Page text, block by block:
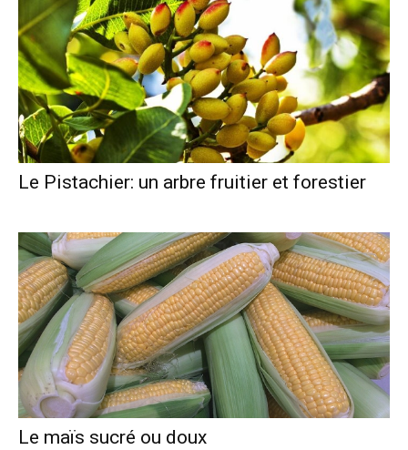
Le Pistachier: un arbre fruitier et forestier
Le maïs sucré ou doux